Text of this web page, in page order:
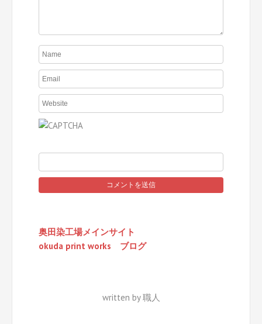
奥田染工場メインサイト
okuda print works ブログ
written by 職人